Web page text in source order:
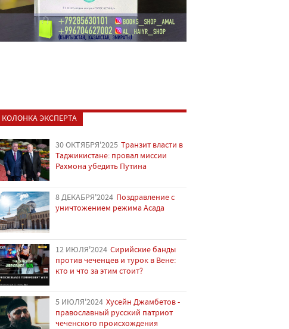
КОЛОНКА ЭКСПЕРТА
30 ОКТЯБРЯ'2025 Транзит власти в
Таджикистане: провал миссии
Рахмона убедить Путина
8 ДЕКАБРЯ'2024 Поздравление с
уничтожением режима Асада
12 ИЮЛЯ'2024 Сирийские банды
против чеченцев и турок в Вене:
кто и что за этим стоит?
5 ИЮЛЯ'2024 Хусейн Джамбетов -
православный русский патриот
чеченского происхождения